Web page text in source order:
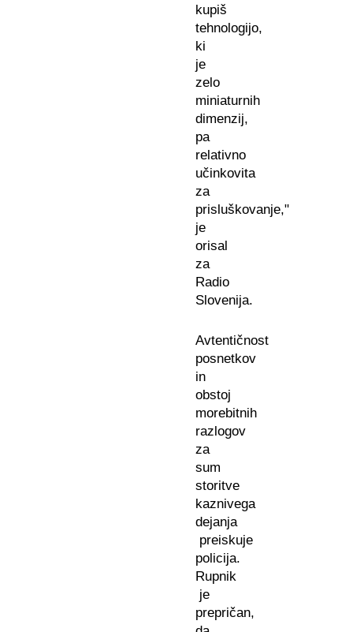
kupiš
tehnologijo,
ki
je
zelo
miniaturnih
dimenzij,
pa
relativno
učinkovita
za
prisluškovanje,"
je
orisal
za
Radio
Slovenija.
Avtentičnost
posnetkov
in
obstoj
morebitnih
razlogov
za
sum
storitve
kaznivega
dejanja
preiskuje
policija.
Rupnik
je
prepričan,